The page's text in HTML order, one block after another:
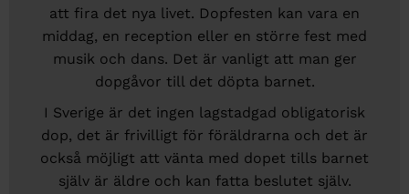
att fira det nya livet. Dopfesten kan vara en
middag, en reception eller en större fest med
musik och dans. Det är vanligt att man ger
dopgåvor till det döpta barnet.
I Sverige är det ingen lagstadgad obligatorisk
dop, det är frivilligt för föräldrarna och det är
också möjligt att vänta med dopet tills barnet
själv är äldre och kan fatta beslutet själv.